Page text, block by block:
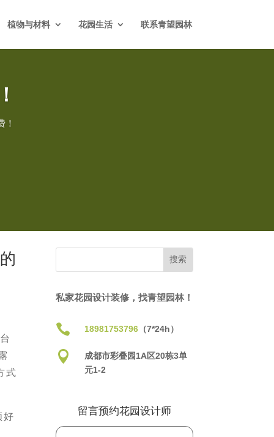
植物与材料 花园生活 联系青望园林
！
式
好
私家花园设计装修，找青望园林！
 18981753796（7*24h）

成都市彩叠园1A区20栋3单
元1-2
留言预约花园设计师